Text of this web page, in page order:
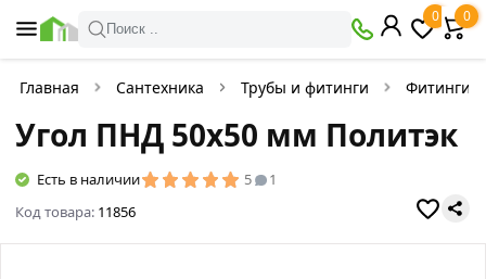
Поиск ..
0 0
Главная Сантехника Трубы и фитинги Фитинги
Угол ПНД 50х50 мм Политэк
Есть в наличии 5
1
Код товара: 11856